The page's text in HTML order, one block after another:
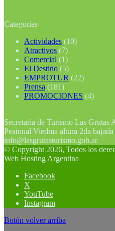
Categorías
Actividades (10)
Atractivos (7)
Comercial (1)
El Destino (5)
EMPROTUR (22)
Prensa (181)
PROMOCIONES (4)
Secretaría de Turismo Las Grutas
Peatonal Viedma altura 2da
info@lasgrutasturismo.gob.ar
© Copyright 2026, Todos los
Web Hosting Argentina
Facebook
X
YouTube
Instagram
Botón volver arriba